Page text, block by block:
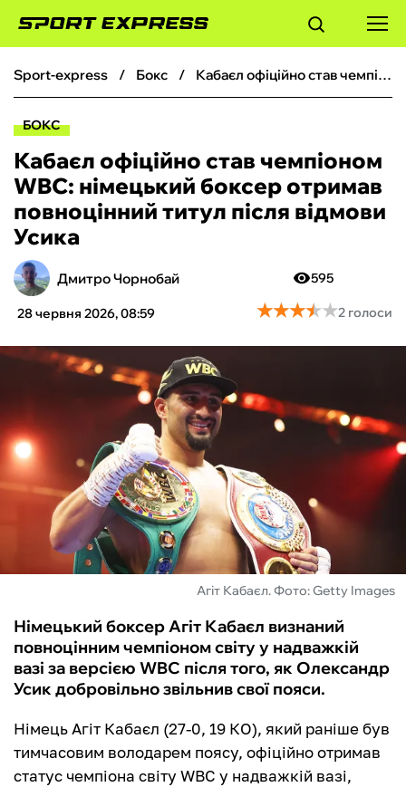
ФУТБОЛ
БОКС
ХОКЕЙ
ТЕНІС
КІБЕРСПОРТ
ФУТЗАЛ
ІНШІ
БУКМЕКЕРИ
sport-express бокс Кабаєл офіційно став чемпіоном WBC: німецький боксер отримав повноцінний титул після відмови Усика
БОКС
Кабаєл офіційно став чемпіоном
WBC: німецький боксер отримав
повноцінний титул після відмови
Усика
Дмитро Чорнобай
28 червня 2026, 08:59
595
★★★★★
★★★★★2 голоси
Агіт Кабаєл. Фото: Getty Images
Німецький боксер Агіт Кабаєл визнаний
повноцінним чемпіоном світу у надважкій
вазі за версією WBC після того, як Олександр
Усик добровільно звільнив свої пояси.
Німець Агіт Кабаєл (27-0, 19 КО), який раніше був
тимчасовим володарем поясу, офіційно отримав
статус чемпіона світу WBC у надважкій вазі,